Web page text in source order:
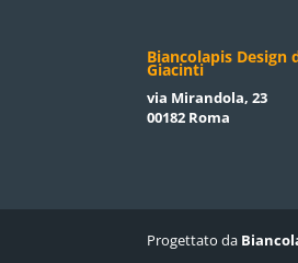
Biancolapis Design
Giacinti
via Mirandola, 23
00182 Roma
Progettato da